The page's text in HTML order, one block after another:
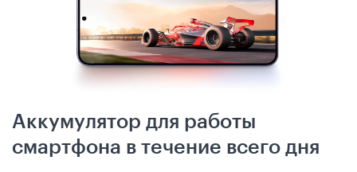
Аккумулятор для работы
смартфона в течение всего дня